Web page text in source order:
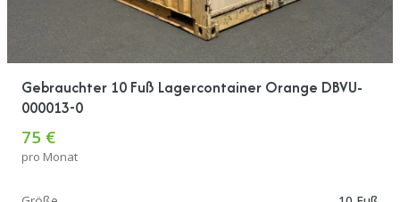
Gebrauchter 10 Fuß Lagercontainer Orange DBVU-
000013-0
75 €
pro Monat